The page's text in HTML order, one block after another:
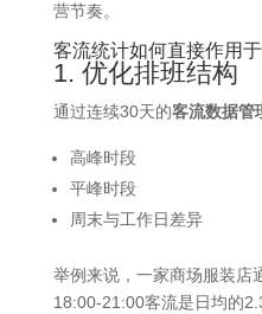
营节奏。
客流统计如何直接作用
1. 优化排班结构
通过连续30天的客流数据管
高峰时段
平峰时段
周末与工作日差异
举例来说，一家商场服装店
18:00-21:00客流是日均的